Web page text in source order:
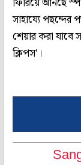
সাহায্যে পছন্দের
শেয়ার করা
ক্লিপস'।